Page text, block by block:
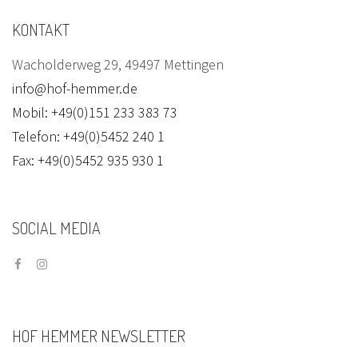
KONTAKT
Wacholderweg 29, 49497 Mettingen
info@hof-hemmer.de
Mobil: +49(0)151 233 383 73
Telefon: +49(0)5452 240 1
Fax: +49(0)5452 935 930 1
SOCIAL MEDIA
HOF HEMMER NEWSLETTER